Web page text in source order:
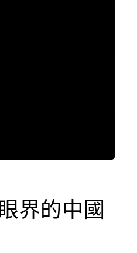
界的中國